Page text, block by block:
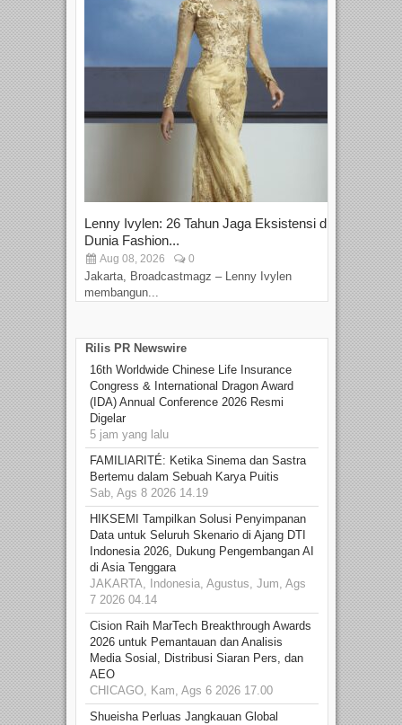
Lenny Ivylen: 26 Tahun Jaga Eksistensi di
Dunia Fashion...
Aug 08, 2026 0
Jakarta, Broadcastmagz – Lenny Ivylen
membangun...
Rilis PR Newswire
16th Worldwide Chinese Life Insurance
Congress & International Dragon Award
(IDA) Annual Conference 2026 Resmi
Digelar
5 jam yang lalu
FAMILIARITÉ: Ketika Sinema dan Sastra
Bertemu dalam Sebuah Karya Puitis
Sab, Ags 8 2026 14.19
HIKSEMI Tampilkan Solusi Penyimpanan
Data untuk Seluruh Skenario di Ajang DTI
Indonesia 2026, Dukung Pengembangan AI
di Asia Tenggara
JAKARTA, Indonesia, Agustus, Jum, Ags
7 2026 04.14
Cision Raih MarTech Breakthrough Awards
2026 untuk Pemantauan dan Analisis
Media Sosial, Distribusi Siaran Pers, dan
AEO
CHICAGO, Kam, Ags 6 2026 17.00
Shueisha Perluas Jangkauan Global